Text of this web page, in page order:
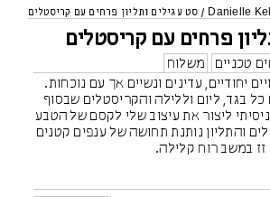
Danielle
/סט עגילים ותליון פרחים עם קריסטלים
פרחים עם קריסטלים
טכניים
משלוח
יחודיים, עדינים ונשיים אך עם נוכחות.
כל בגד, ליום וללילה והקריסטלים שבסוף
ליצור את עיצוב שלי לקסם של הטבע
והתליון נותנת תחושה של ענפים קטנים
זז במשב רוח קלילה.